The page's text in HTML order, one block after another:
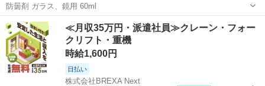
防曇剤 ガラス、鏡用 60ml
東京 墨田区 両国駅 家庭用品 スプレー
≪月収35万円・派遣社員≫クレーン・フォー
クリフト・重機
時給1,600円
日払い
株式会社BREXA Next